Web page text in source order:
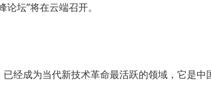
坛”将在云端召开。
经成为当代新技术革命最活跃的领域，它是中